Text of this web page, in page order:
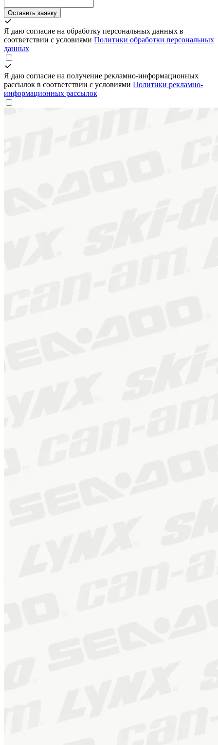
Оставить заявку
Я даю согласие на обработку персональных данных в
соответствии с условиями Политики обработки персональных
данных
Я даю согласие на получение рекламно-информационных
рассылок в соответствии с условиями Политики рекламно-
информационных рассылок